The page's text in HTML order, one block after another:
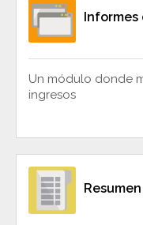
Informes
Un módulo donde
ingresos